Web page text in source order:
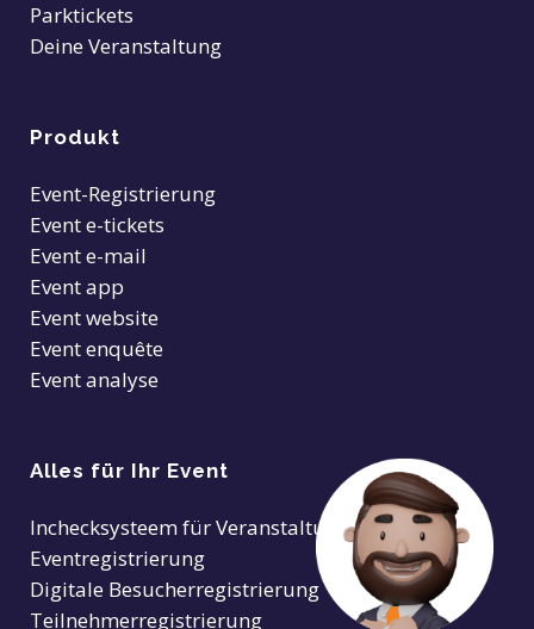
Parktickets
Deine Veranstaltung
Produkt
Event-Registrierung
Event e-tickets
Event e-mail
Event app
Event website
Event enquête
Event analyse
Alles für Ihr Event
Inchecksysteem für Veranstaltungen
Eventregistrierung
Digitale Besucherregistrierung
Teilnehmerregistrierung